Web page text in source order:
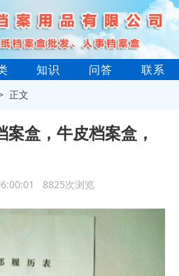
知识 问答 联系
正文
盒，牛皮档案盒，
8825次浏览